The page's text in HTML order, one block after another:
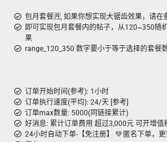
包月套餐🈷️, 如果你想实现大锯齿效果，请在
即可实现包月套餐内的帖子，从120~350随
果
range_120_350 数字要小于等于选择的套餐
订单开始时间(参考): 1小时
订单执行速度(平均): 24/天 [参考]
订单max数量: 5000(同链接累计)
好消息: 累计订单费用 超过3,000元 可开增值
24小时自动下单-【免注册】 💚 匿名下单，更